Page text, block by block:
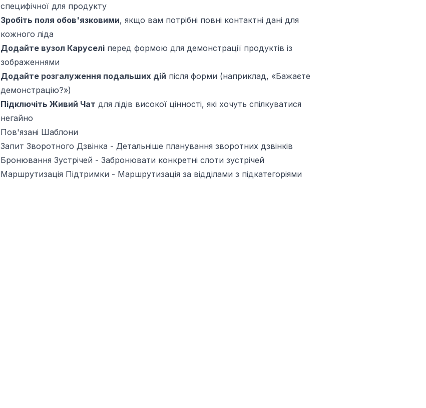
специфічної для продукту
Зробіть поля обов'язковими, якщо вам потрібні повні контактні дані для
кожного ліда
Додайте вузол Каруселі перед формою для демонстрації продуктів із
зображеннями
Додайте розгалуження подальших дій після форми (наприклад, «Бажаєте
демонстрацію?»)
Підключіть Живий Чат для лідів високої цінності, які хочуть спілкуватися
негайно
Пов'язані Шаблони
Запит Зворотного Дзвінка - Детальніше планування зворотних дзвінків
Бронювання Зустрічей - Забронювати конкретні слоти зустрічей
Маршрутизація Підтримки - Маршрутизація за відділами з підкатегоріями